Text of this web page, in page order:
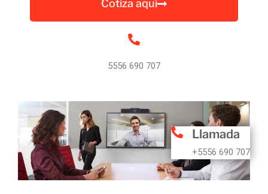
Cotiza aquí
5556 690 707
Llamada
+5556 690 707